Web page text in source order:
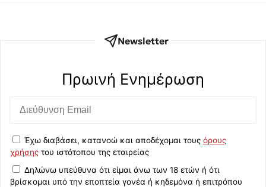
Newsletter
Πρωινή Eνημέρωση
Έχω διαβάσει, κατανοώ και αποδέχομαι τους όρους
χρήσης του ιστότοπου της εταιρείας
Δηλώνω υπεύθυνα ότι είμαι άνω των 18 ετών ή ότι
βρίσκομαι υπό την εποπτεία γονέα ή κηδεμόνα ή επιτρόπου